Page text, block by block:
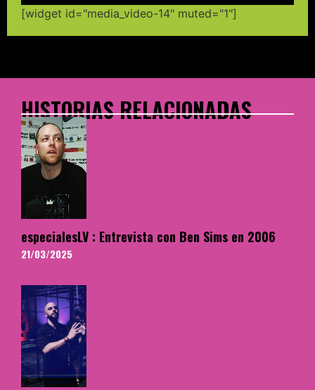
[widget id="media_video-14" muted="1"]
HISTORIAS RELACIONADAS
especialesLV : Entrevista con Ben Sims en 2006
21/03/2025